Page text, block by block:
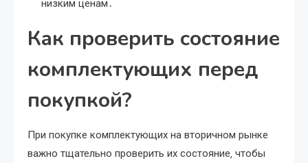
низким ценам․
Как проверить состояние
комплектующих перед
покупкой?
При покупке комплектующих на вторичном рынке
важно тщательно проверить их состояние‚ чтобы